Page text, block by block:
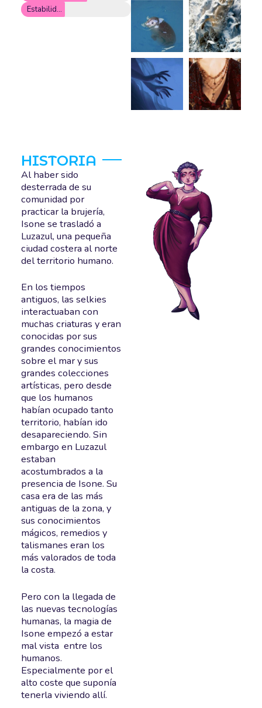
Estabilidad
HISTORIA
Al haber sido
desterrada de su
comunidad por
practicar la brujería,
Isone se trasladó a
Luzazul, una pequeña
ciudad costera al norte
del territorio humano.
En los tiempos
antiguos, las selkies
interactuaban con
muchas criaturas y eran
conocidas por sus
grandes conocimientos
sobre el mar y sus
grandes colecciones
artísticas, pero desde
que los humanos
habían ocupado tanto
territorio, habían ido
desapareciendo. Sin
embargo en Luzazul
estaban
acostumbrados a la
presencia de Isone. Su
casa era de las más
antiguas de la zona, y
sus conocimientos
mágicos, remedios y
talismanes eran los
más valorados de toda
la costa.
Pero con la llegada de
las nuevas tecnologías
humanas, la magia de
Isone empezó a estar
mal vista entre los
humanos.
Especialmente por el
alto coste que suponía
tenerla viviendo allí.